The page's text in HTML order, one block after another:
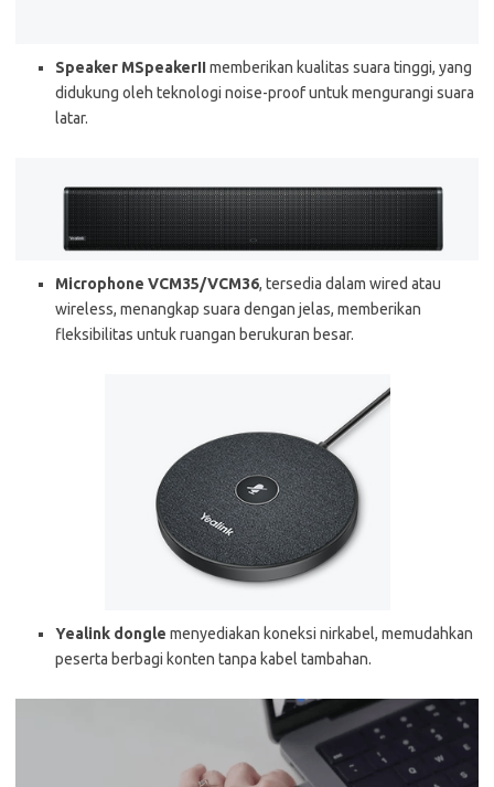
Speaker MSpeakerIImemberikan kualitas suara tinggi, yang
didukung oleh teknologi noise-proof untuk mengurangi suara
latar.
Microphone VCM35/VCM36, tersedia dalam wired atau
wireless, menangkap suara dengan jelas, memberikan
fleksibilitas untuk ruangan berukuran besar.
Yealink dongle menyediakan koneksi nirkabel, memudahkan
peserta berbagi konten tanpa kabel tambahan.